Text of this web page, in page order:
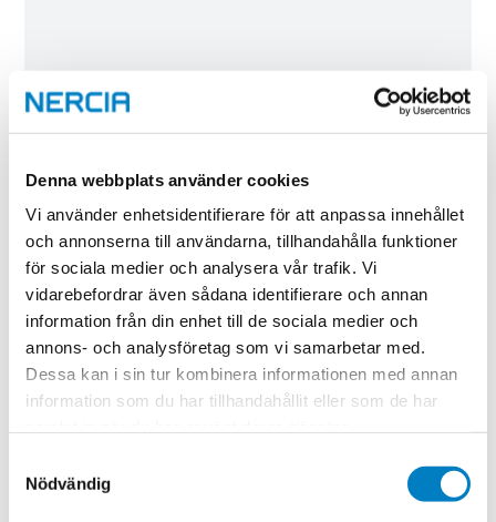
Denna webbplats använder cookies
Vi använder enhetsidentifierare för att anpassa innehållet
och annonserna till användarna, tillhandahålla funktioner
för sociala medier och analysera vår trafik. Vi
vidarebefordrar även sådana identifierare och annan
information från din enhet till de sociala medier och
annons- och analysföretag som vi samarbetar med.
Dessa kan i sin tur kombinera informationen med annan
information som du har tillhandahållit eller som de har
Nödvändig
Skicka
Utbildningsinformation
Kommande utbildningsstarter
19 oktober 2026
Växjö